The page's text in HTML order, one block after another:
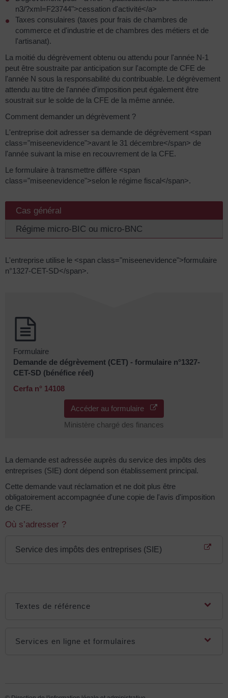
n3/?xml=F23744">cessation d'activité</a>
Taxes consulaires (taxes pour frais de chambres de
commerce et d'industrie et de chambres des métiers et de
l'artisanat).
La moitié du dégrèvement obtenu ou attendu pour l'année N-1
peut être soustraite par anticipation sur l'acompte de CFE de
l'année N sous la responsabilité du contribuable. Le dégrèvement
attendu au titre de l'année d'imposition peut également être
soustrait sur le solde de la CFE de la même année.
Comment demander un dégrèvement ?
L'entreprise doit adresser sa demande de dégrèvement <span
class="miseenevidence">avant le 31 décembre</span> de
l'année suivant la mise en recouvrement de la CFE.
Le formulaire à transmettre diffère <span
class="miseenevidence">selon le régime fiscal</span>.
Cas général
Régime micro-BIC ou micro-BNC
L'entreprise utilise le <span class="miseenevidence">formulaire
n°1327-CET-SD</span>.
Formulaire
Demande de dégrèvement (CET) - formulaire n°1327-
CET-SD (bénéfice réel)
Cerfa n° 14108
Accéder au formulaire
Ministère chargé des finances
La demande est adressée auprès du service des impôts des
entreprises (SIE) dont dépend son établissement principal.
Cette demande vaut réclamation et ne doit plus être
obligatoirement accompagnée d'une copie de l'avis d'imposition
de CFE.
Où s’adresser ?
Service des impôts des entreprises (SIE)
Textes de référence
Services en ligne et formulaires